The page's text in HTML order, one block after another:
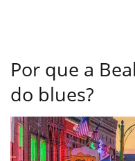
Por que a
do blues?